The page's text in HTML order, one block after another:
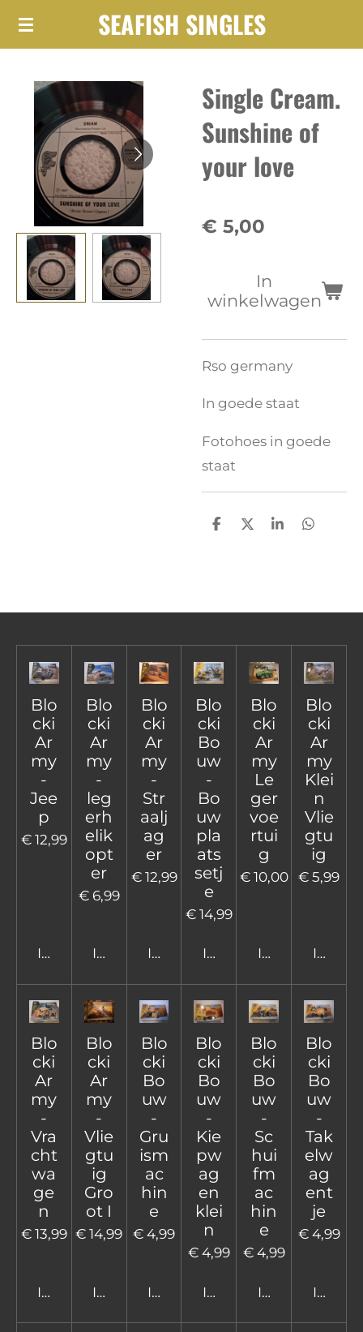
Ga
hoofdinhoud
SEAFISH SINGLES
Single Cream.
Sunshine of
your love
€ 5,00
In
winkelwagen
Rso germany
In goede staat
Fotohoes in goede
staat
D
D
S
D
Blo
cki
Ar
my
-
Jee
p
€ 12,99
In winkelwagen
Blo
cki
Ar
my
-
leg
erh
elik
opt
er
€ 6,99
In winkelwagen
Blo
cki
Ar
my
-
Str
aalj
ag
er
€ 12,99
In winkelwagen
Blo
cki
Bo
uw
-
Bo
uw
pla
ats
setj
e
€ 14,99
In winkelwagen
Blo
cki
Ar
my
Le
ger
voe
rtui
g
€ 10,00
In
Blo
cki
Ar
my
Klei
n
Vlie
gtu
ig
€ 5,99
In
Blo
cki
Ar
my
-
Vra
cht
wa
ge
n
€ 13,99
In winkelwagen
Blo
cki
Ar
my
-
Vlie
gtu
ig
Gro
ot I
€ 14,99
In winkelwagen
Blo
cki
Bo
uw
-
Gru
ism
ac
hin
e
€ 4,99
In winkelwagen
Blo
cki
Bo
uw
-
Kie
pw
ag
en
klei
n
€ 4,99
In winkelwagen
Blo
cki
Bo
uw
-
Sc
hui
fm
ac
hin
e
€ 4,99
In
Blo
cki
Bo
uw
-
Tak
elw
ag
ent
je
€ 4,99
In